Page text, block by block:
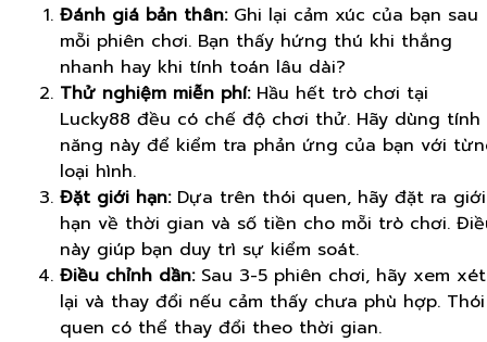
Đánh giá bản thân:Ghi lại cảm xúc của bạn sau
mỗi phiên chơi. Bạn thấy hứng thú khi thắng
nhanh hay khi tính toán lâu dài?
Thử nghiệm miễn phí:Hầu hết trò chơi tại
Lucky88 đều có chế độ chơi thử. Hãy dùng tính
năng này để kiểm tra phản ứng của bạn với
loại hình.
Đặt giới hạn:Dựa trên thói quen, hãy đặt ra giới
hạn về thời gian và số tiền cho mỗi trò chơi.
này giúp bạn duy trì sự kiểm soát.
Điều chỉnh dần:Sau 3-5 phiên chơi, hãy xem xét
lại và thay đổi nếu cảm thấy chưa phù hợp. Thói
quen có thể thay đổi theo thời gian.